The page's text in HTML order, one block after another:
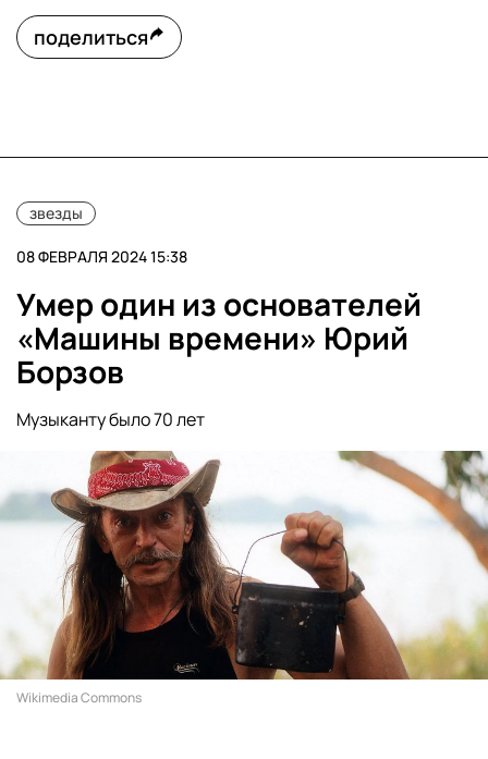
поделиться
звезды
08 ФЕВРАЛЯ 2024 15:38
Умер один из основателей
«Машины времени» Юрий
Борзов
Музыканту было 70 лет
Wikimedia Commons